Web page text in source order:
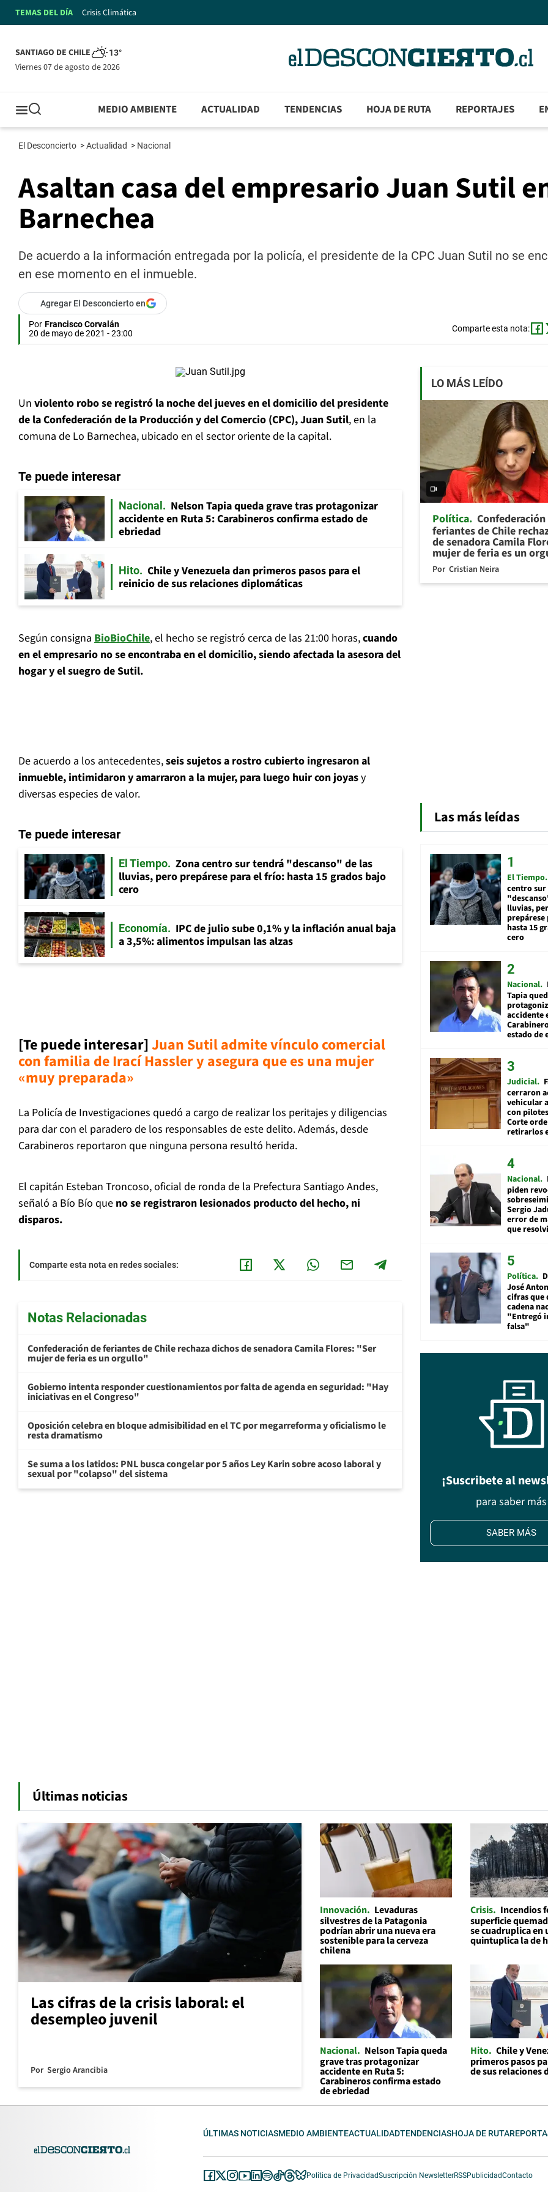
TEMAS DEL DÍA Crisis Climática
SANTIAGO DE CHILE 13°
viernes 07 de agosto de 2026
MEDIO AMBIENTE ACTUALIDAD TENDENCIAS HOJA DE RUTA REPORTAJES
El Desconcierto >Actualidad > Nacional
Asaltan casa del empresario Juan Sutil
Barnechea
De acuerdo a la información entregada por la policía, el presidente de la CPC Juan Sutil no se
en ese momento en el inmueble.
Agregar El Desconcierto en
Por Francisco Corvalán
20 de mayo de 2021 - 23:00
Comparte esta nota:
Un violento robo se registró la noche del jueves en el domicilio del presidente
de la Confederación de la Producción y del Comercio (CPC), Juan Sutil, en la
comuna de Lo Barnechea, ubicado en el sector oriente de la capital.
Te puede interesar
Nacional
Nelson Tapia queda grave tras protagonizar
accidente en Ruta 5: Carabineros confirma estado de
ebriedad
Hito
Chile y Venezuela dan primeros pasos para el
reinicio de sus relaciones diplomáticas
Según consigna BioBioChile, el hecho se registró cerca de las 21:00 horas,cuando
en el empresario no se encontraba en el domicilio, siendo afectada la asesora del
hogar y el suegro de Sutil.
De acuerdo a los antecedentes,seis sujetos a rostro cubierto ingresaron al
inmueble, intimidaron y amarraron a la mujer, para luego huir con joyasy
diversas especies de valor.
Te puede interesar
El Tiempo
Zona centro sur tendrá "descanso" de las
lluvias, pero prepárese para el frío: hasta 15 grados bajo
cero
Economía
IPC de julio sube 0,1% y la inflación anual baja
a 3,5%: alimentos impulsan las alzas
[Te puede interesar]Juan Sutil admite vínculo comercial
con familia de Irací Hassler y asegura que es una mujer
«muy preparada»
La Policía de Investigaciones quedó a cargo de realizar los peritajes y diligencias
para dar con el paradero de los responsables de este delito. Además, desde
Carabineros reportaron que ninguna persona resultó herida.
El capitán Esteban Troncoso, oficial de ronda de la Prefectura Santiago Andes,
señaló a Bío Bío que no se registraron lesionados producto del hecho, ni
disparos.
Comparte esta nota en redes sociales:
Notas Relacionadas
Confederación de feriantes de Chile rechaza dichos de senadora Camila Flores: "Ser
mujer de feria es un orgullo"
Gobierno intenta responder cuestionamientos por falta de agenda en seguridad: "Hay
iniciativas en el Congreso"
Oposición celebra en bloque admisibilidad en el TC por megarreforma y oficialismo le
resta dramatismo
Se suma a los latidos: PNL busca congelar por 5 años Ley Karin sobre acoso laboral y
sexual por "colapso" del sistema
LO MÁS LEÍDO
Política Confederación
feriantes de Chile
de senadora Camila
mujer de feria es un
Por Cristian Neira
Las más leídas
El Tiempo
centro
lluvias,
hasta 15
cero
Nacional
Tapia
accidente
estado de
Judicial
cerraron
vehicular
con
Corte
retirarlos
Nacional
piden
Sergio
error de
que
Política
José
cifras que
cadena
"Entregó
falsa"
¡Suscribete al
para saber más
SABER MÁS
Últimas noticias
Las cifras de la crisis laboral: el
desempleo juvenil
Por Sergio Arancibia
Innovación
Levaduras
silvestres de la Patagonia
podrían abrir una nueva era
sostenible para la cerveza
chilena
Crisis Incendios
superficie
se cuadruplica en
quintuplica la de
Nacional
Nelson Tapia queda
grave tras protagonizar
accidente en Ruta 5:
Carabineros confirma estado
de ebriedad
Hito Chile y
primeros pasos
de sus relaciones
ÚLTIMAS NOTICIASMEDIO AMBIENTEACTUALIDADTENDENCIASHOJA DE RUTA
Política de PrivacidadSuscripción NewsletterRSSPublicidadContacto